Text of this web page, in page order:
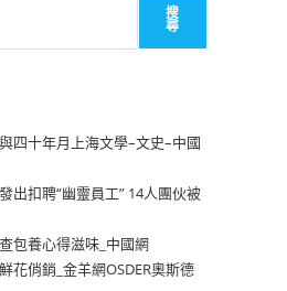
搜
尋
四十年月上海文學–文史–中國
出扣聘“幽靈員工” 14人團伙被
包養心得滋味_中國網
花俏銷_金羊網OSDER奧斯德